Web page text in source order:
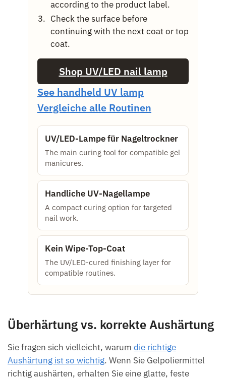
according to the product label.
Check the surface before
continuing with the next coat or top
coat.
Shop UV/LED nail lamp
See handheld UV lamp
Vergleiche alle Routinen
UV/LED-Lampe für Nageltrockner
The main curing tool for compatible gel
manicures.
Handliche UV-Nagellampe
A compact curing option for targeted
nail work.
Kein Wipe-Top-Coat
The UV/LED-cured finishing layer for
compatible routines.
Überhärtung vs. korrekte Aushärtung
Sie fragen sich vielleicht, warum die richtige
Aushärtung ist so wichtig. Wenn Sie Gelpoliermittel
richtig aushärten, erhalten Sie eine glatte, feste